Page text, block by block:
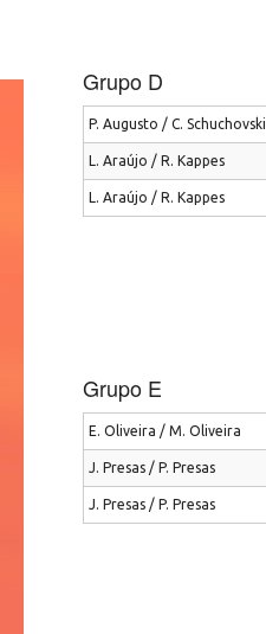
Grupo D
P. Augusto / C. Schuchovski
L. Araújo / R. Kappes
L. Araújo / R. Kappes
Grupo E
E. Oliveira / M. Oliveira
J. Presas / P. Presas
J. Presas / P. Presas